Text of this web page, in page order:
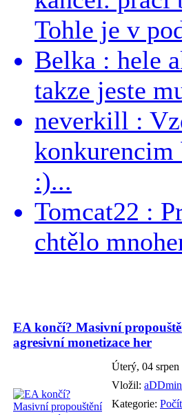
Tohle je v
Belka : hele
takze jeste
neverkill :
:)...
Tomcat22 :
chtělo
EA končí? Masivní
agresivní monetizace her
Úterý, 04 srpen
Vložil: aDDmin
Kategorie: